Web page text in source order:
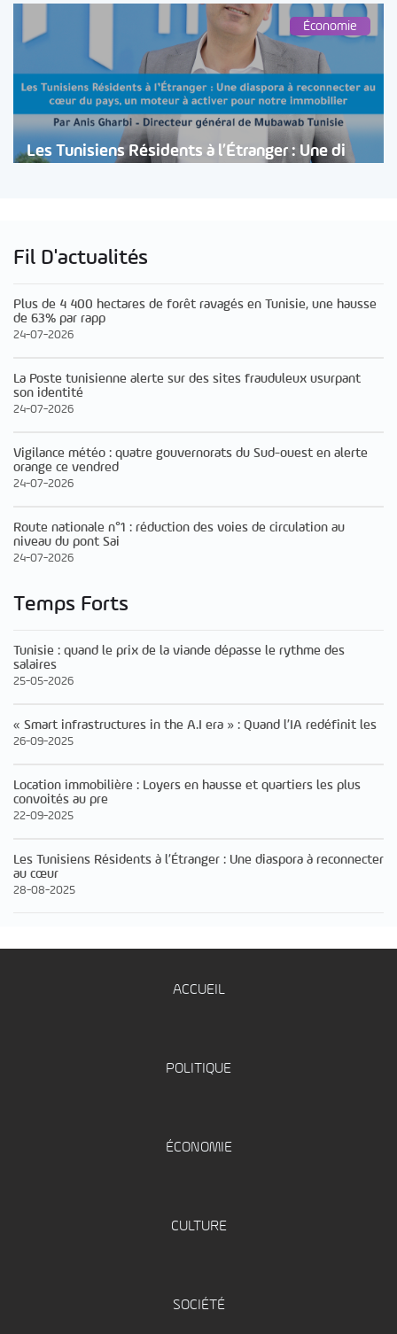
Économie
Les Tunisiens Résidents à l’Étranger : Une di
Fil D'actualités
Plus de 4 400 hectares de forêt ravagés en Tunisie, une hausse
de 63% par rapp
24-07-2026
La Poste tunisienne alerte sur des sites frauduleux usurpant
son identité
24-07-2026
Vigilance météo : quatre gouvernorats du Sud-ouest en alerte
orange ce vendred
24-07-2026
Route nationale n°1 : réduction des voies de circulation au
niveau du pont Sai
24-07-2026
Temps Forts
Tunisie : quand le prix de la viande dépasse le rythme des
salaires
25-05-2026
« Smart infrastructures in the A.I era » : Quand l’IA redéfinit les
26-09-2025
Location immobilière : Loyers en hausse et quartiers les plus
convoités au pre
22-09-2025
Les Tunisiens Résidents à l’Étranger : Une diaspora à reconnecter
au cœur
28-08-2025
ACCUEIL
POLITIQUE
ÉCONOMIE
CULTURE
SOCIÉTÉ